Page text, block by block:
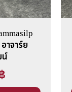
าจาร์ย
฿